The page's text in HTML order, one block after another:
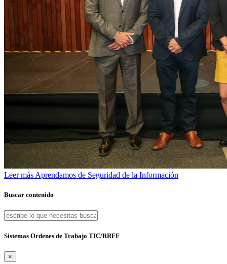
Leer más Aprendamos de Seguridad de la Información
Buscar contenido
Sistemas Ordenes de Trabajo TIC/RRFF
×